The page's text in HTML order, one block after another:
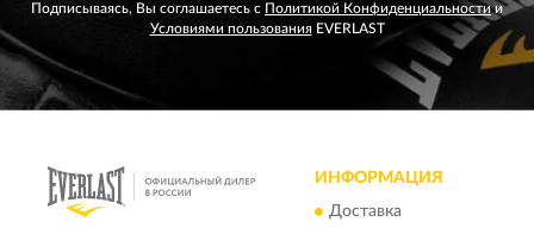
Подписываясь, Вы соглашаетесь с Политикой Конфиденциальности и
Условиями пользованияEVERLAST
ИНФОРМАЦИЯ
Доставка